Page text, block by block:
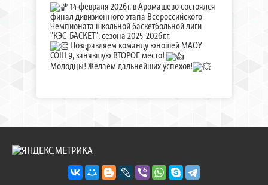
14 февраля 2026г. в Аромашево состоялся
финал дивизионного этапа Всероссийского
Чемпионата школьной баскетбольной лиги
"КЭС-БАСКЕТ", сезона 2025-2026г.г.
Поздравляем команду юношей МАОУ
СОШ 9, занявшую ВТОРОЕ место!
Молодцы! Желаем дальнейших успехов!